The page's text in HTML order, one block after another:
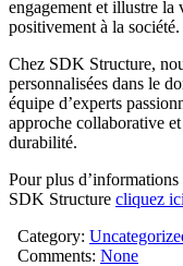
engagement et illustre la
positivement à la société.
Chez SDK Structure,
personnalisées dans le
équipe d’experts
approche collaborative
durabilité.
Pour plus
SDK Structure cliquez
Category:
Comments: None